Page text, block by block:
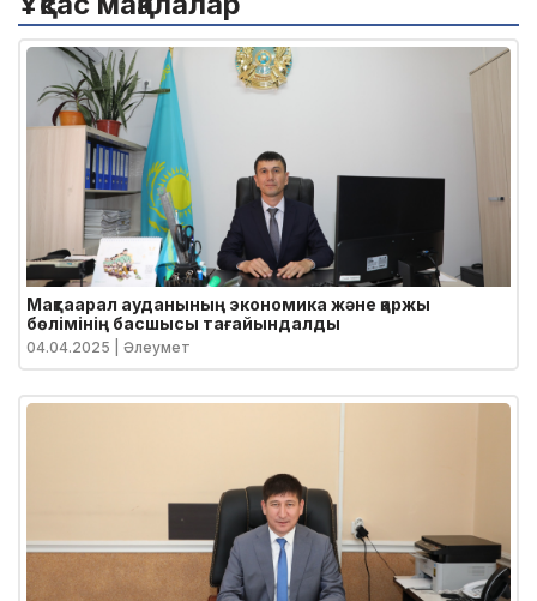
Мақтаарал ауданының экономика және қаржы
бөлімінің басшысы тағайындалды
04.04.2025 | Әлеумет